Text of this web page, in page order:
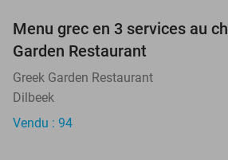
Menu grec en 3 services au
Garden Restaurant
Greek Garden Restaurant
Dilbeek
Vendu : 94